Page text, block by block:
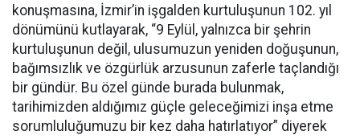
konuşmasına, İzmir’in işgalden kurtuluşunun 102. yıl
dönümünü kutlayarak, “9 Eylül, yalnızca bir şehrin
kurtuluşunun değil, ulusumuzun yeniden doğuşunun,
bağımsızlık ve özgürlük arzusunun zaferle taçlandığı
bir gündür. Bu özel günde burada bulunmak,
tarihimizden aldığımız güçle geleceğimizi inşa etme
sorumluluğumuzu bir kez daha hatırlatıyor” diyerek